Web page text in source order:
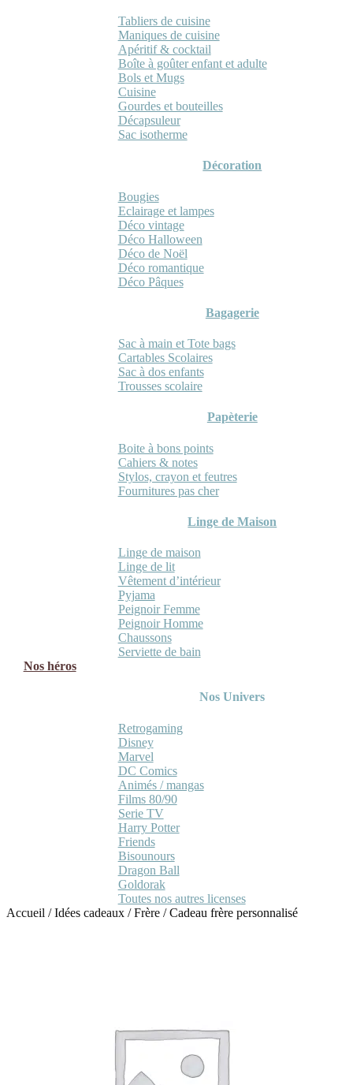
Tabliers de cuisine
Maniques de cuisine
Apéritif & cocktail
Boîte à goûter enfant et adulte
Bols et Mugs
Cuisine
Gourdes et bouteilles
Décapsuleur
Sac isotherme
Décoration
Bougies
Eclairage et lampes
Déco vintage
Déco Halloween
Déco de Noël
Déco romantique
Déco Pâques
Bagagerie
Sac à main et Tote bags
Cartables Scolaires
Sac à dos enfants
Trousses scolaire
Papèterie
Boite à bons points
Cahiers & notes
Stylos, crayon et feutres
Fournitures pas cher
Linge de Maison
Linge de maison
Linge de lit
Vêtement d’intérieur
Pyjama
Peignoir Femme
Peignoir Homme
Chaussons
Serviette de bain
Nos héros
Nos Univers
Retrogaming
Disney
Marvel
DC Comics
Animés / mangas
Films 80/90
Serie TV
Harry Potter
Friends
Bisounours
Dragon Ball
Goldorak
Toutes nos autres licenses
Accueil /Idées cadeaux /Frère /Cadeau frère personnalisé